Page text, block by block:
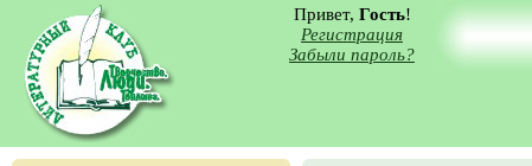
Привет, Гость!
Регистрация
Забыли пароль?